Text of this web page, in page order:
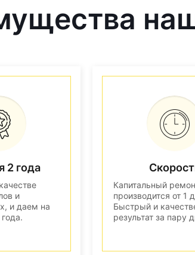
2 года
и
и даем на
Капитальный
производится от 1
Быстрый и
результат за пару